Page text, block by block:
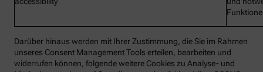
Darüber hinaus werden mit Ihrer Zustimmung, die Sie im Rahmen
unseres Consent Management Tools erteilen, bearbeiten und
widerrufen können, folgende weitere Cookies zu Analyse- und